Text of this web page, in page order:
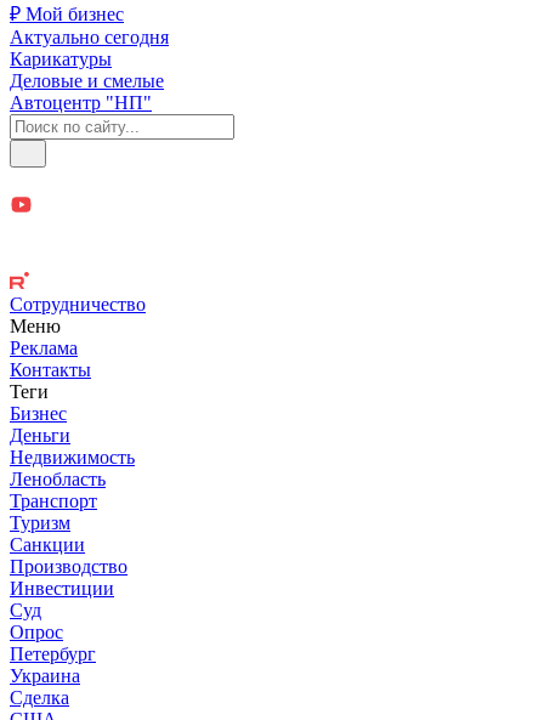
₽ Мой бизнес
Актуально сегодня
Карикатуры
Деловые и смелые
Автоцентр "НП"
Сотрудничество
Меню
Реклама
Контакты
Теги
Бизнес
Деньги
Недвижимость
Ленобласть
Транспорт
Туризм
Санкции
Производство
Инвестиции
Суд
Опрос
Петербург
Украина
Сделка